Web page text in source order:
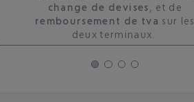
change de devises , et de
remboursement de tva sur les
deux terminaux. ​